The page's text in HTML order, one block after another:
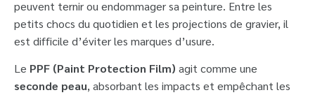
peuvent ternir ou endommager sa peinture. Entre les
petits chocs du quotidien et les projections de gravier, il
est difficile d’éviter les marques d’usure.
Le PPF (Paint Protection Film) agit comme une
seconde peau, absorbant les impacts et empêchant les